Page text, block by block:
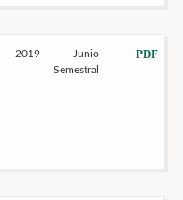
2019
Junio
Semestral
PDF